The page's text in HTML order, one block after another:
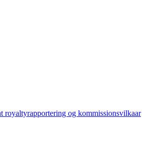
royaltyrapportering og kommissionsvilkaar